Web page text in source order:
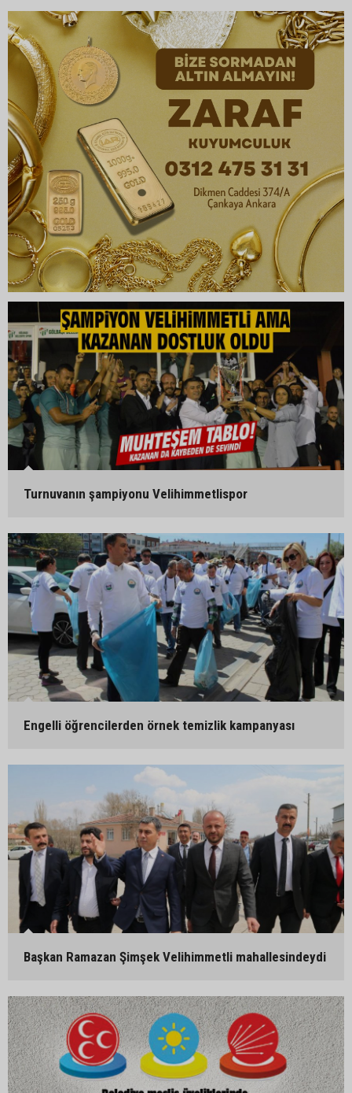
Turnuvanın şampiyonu Velihimmetlispor
Engelli öğrencilerden örnek temizlik kampanyası
Başkan Ramazan Şimşek Velihimmetli mahallesindeydi